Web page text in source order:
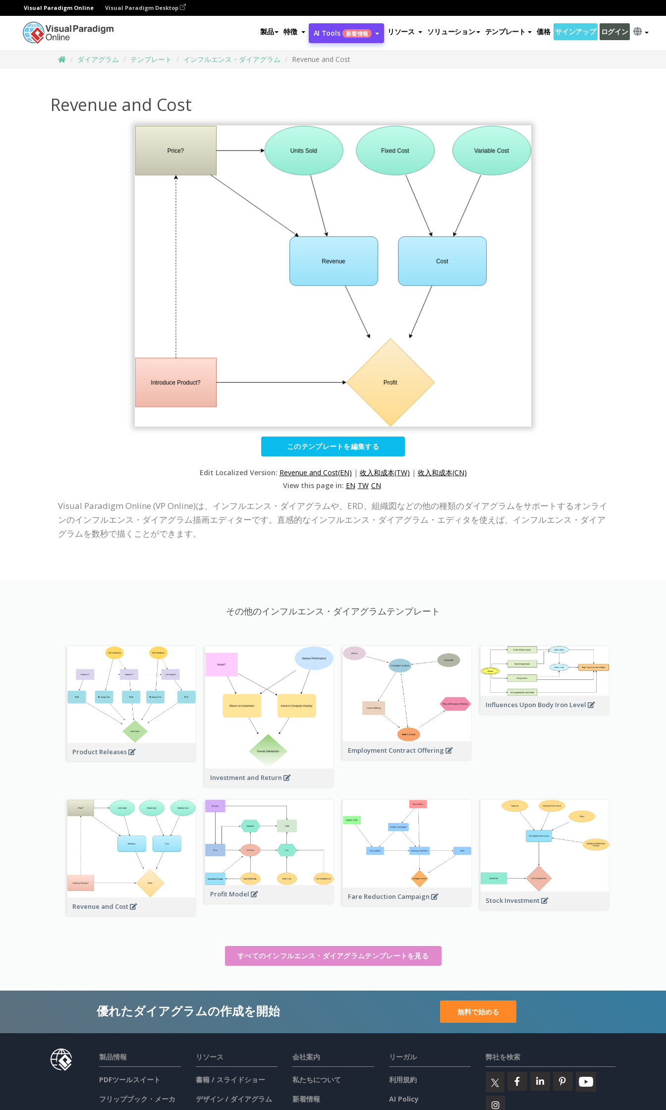
Visual Paradigm Online Visual Paradigm Desktop
製品 特徴 AI Tools 新着情報 リソース ソリューション テンプレート 価格 サインアップ ログイン
ダイアグラム テンプレート インフルエンス・ダイアグラム Revenue and Cost
Revenue and Cost
このテンプレートを編集する
Edit Localized Version: Revenue and Cost(EN) | 收入和成本(TW) | 收入和成本(CN)
View this page in: EN TW CN
Visual Paradigm Online (VP Online)は、インフルエンス・ダイアグラムや、ERD、組織図などの他の種類のダイアグラムをサポートするオンライ
ンのインフルエンス・ダイアグラム描画エディターです。直感的なインフルエンス・ダイアグラム・エディタを使えば、インフルエンス・ダイア
グラムを数秒で描くことができます。
その他のインフルエンス・ダイアグラムテンプレート
Product Releases
Investment and Return
Employment Contract Offering
Influences Upon Body Iron Level
Revenue and Cost
Profit Model Fare Reduction Campaign Stock Investment
すべてのインフルエンス・ダイアグラムテンプレートを見る
優れたダイアグラムの作成を開始 無料で始める
製品情報
PDFツールスイート
フリップブック・メーカ
リソース
書籍 / スライドショー
デザイン / ダイアグラム
会社案内
私たちについて
新着情報
リーガル
利用規約
AI Policy
弊社を検索